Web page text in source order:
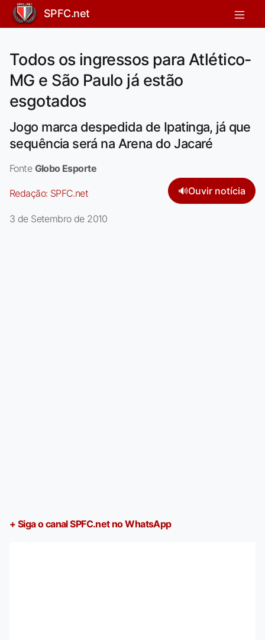
SPFC.net
Todos os ingressos para Atlético-
MG e São Paulo já estão
esgotados
Jogo marca despedida de Ipatinga, já que
sequência será na Arena do Jacaré
Fonte Globo Esporte
Redação: SPFC.net 🔊Ouvir notícia
3 de Setembro de 2010
+ Siga o canal SPFC.net no WhatsApp